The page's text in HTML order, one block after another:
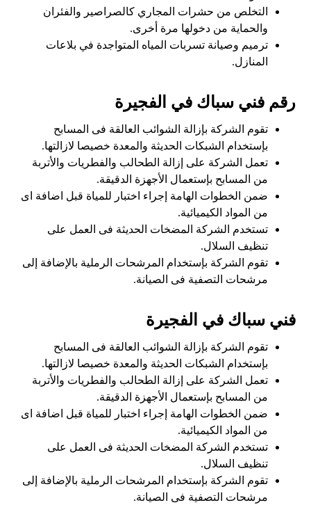
التخلص من حشرات المجاري كالصراصير والفئران
والحماية من دخولها مرة أخرى.
ترميم وصيانة تسربات المياه المتواجدة في بلاعات
المنازل.
رقم فني سباك في الفجيرة
تقوم الشركة بإزالة الشوائب العالقة فى المسابح
بإستخدام الشبكات الحديثة والمعدة خصيصا لازالتها.
تعمل الشركة على إزالة الطحالب والفطريات والأتربة
من المسابح بإستعمال الأجهزة الدقيقة.
ضمن الخطوات الهامة إجراء اختبار للمياة قبل اضافة اى
من المواد الكيميائية.
تستخدم الشركة المضخات الحديثة فى العمل على
تنظيف السلال.
تقوم الشركة بإستخدام المرشحات الرملية بالإضافة إلى
مرشحات التصفية فى الصيانة.
فني سباك في الفجيرة
تقوم الشركة بإزالة الشوائب العالقة فى المسابح
بإستخدام الشبكات الحديثة والمعدة خصيصا لازالتها.
تعمل الشركة على إزالة الطحالب والفطريات والأتربة
من المسابح بإستعمال الأجهزة الدقيقة.
ضمن الخطوات الهامة إجراء اختبار للمياة قبل اضافة اى
من المواد الكيميائية.
تستخدم الشركة المضخات الحديثة فى العمل على
تنظيف السلال.
تقوم الشركة بإستخدام المرشحات الرملية بالإضافة إلى
مرشحات التصفية فى الصيانة.